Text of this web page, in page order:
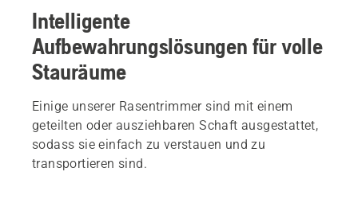
Intelligente
Aufbewahrungslösungen für volle
Stauräume
Einige unserer Rasentrimmer sind mit einem
geteilten oder ausziehbaren Schaft ausgestattet,
sodass sie einfach zu verstauen und zu
transportieren sind.